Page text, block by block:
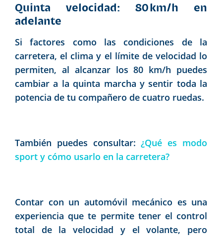
Quinta velocidad: 80 km/h en
adelante
Si factores como las condiciones de la
carretera, el clima y el límite de velocidad lo
permiten, al alcanzar los 80 km/h puedes
cambiar a la quinta marcha y sentir toda la
potencia de tu compañero de cuatro ruedas.
También puedes consultar:¿Qué es modo
sport y cómo usarlo en la carretera?
Contar con un automóvil mecánico es una
experiencia que te permite tener el control
total de la velocidad y el volante, pero